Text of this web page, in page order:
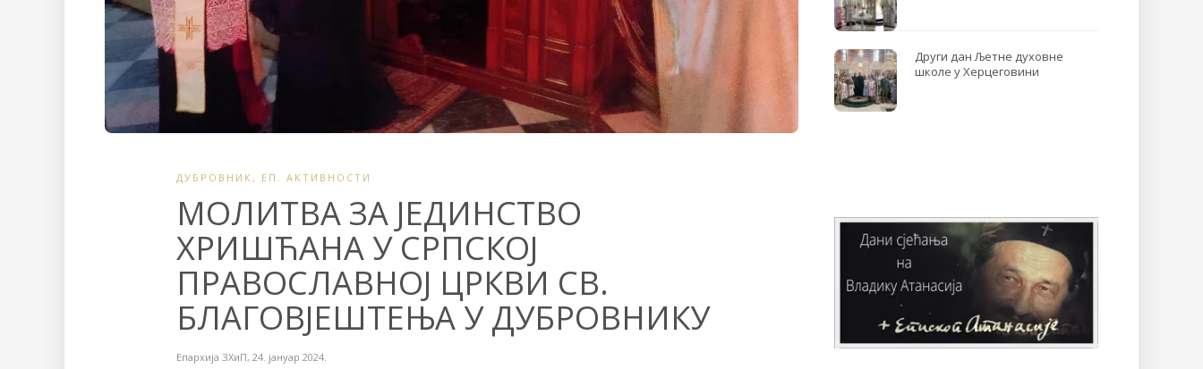
ДУБРОВНИК , ЕП. АКТИВНОСТИ
МОЛИТВА ЗА ЈЕДИНСТВО
ХРИШЋАНА У СРПСКОЈ
ПРАВОСЛАВНОЈ ЦРКВИ СВ.
БЛАГОВЈЕШТЕЊА У ДУБРОВНИКУ
Епархија ЗХиП, 24. јануар 2024.
Други дан Љетне духовне
школе у Херцеговини